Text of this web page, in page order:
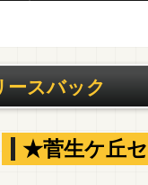
ースバック
★菅生ケ丘